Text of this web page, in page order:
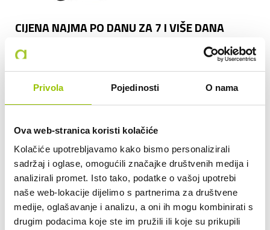
Privola Pojedinosti O nama
Ova web-stranica koristi kolačiće
Kolačiće upotrebljavamo kako bismo personalizirali
sadržaj i oglase, omogućili značajke društvenih medija i
analizirali promet. Isto tako, podatke o vašoj upotrebi
naše web-lokacije dijelimo s partnerima za društvene
medije, oglašavanje i analizu, a oni ih mogu kombinirati s
drugim podacima koje ste im pružili ili koje su prikupili
CIJENA NAJMA PO DANU ZA 7 I VIŠE DANA
320,00 EUR
CIJENA NAJMA PO DANU ZA 3 I VIŠE DANA
400,00 EUR
CIJENA PO KILOMETRU NAKON PRIJEĐENIH 100
KM
0,50 EUR
Cijena po kilometru nakon
prijeđenih 100 km
0,50 EUR
Osiguranje osoba i kasko osiguranje s učešćem u šteti od 5.000,00 €